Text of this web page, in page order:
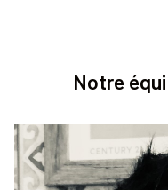
Notre